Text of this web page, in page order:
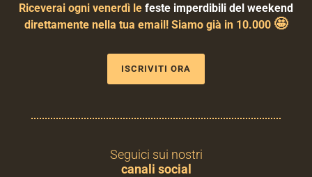
Riceverai ogni venerdì le feste imperdibili del weekend
direttamente nella tua email! Siamo già in 10.000 🤩
ISCRIVITI ORA
Seguici sui nostri
canali social